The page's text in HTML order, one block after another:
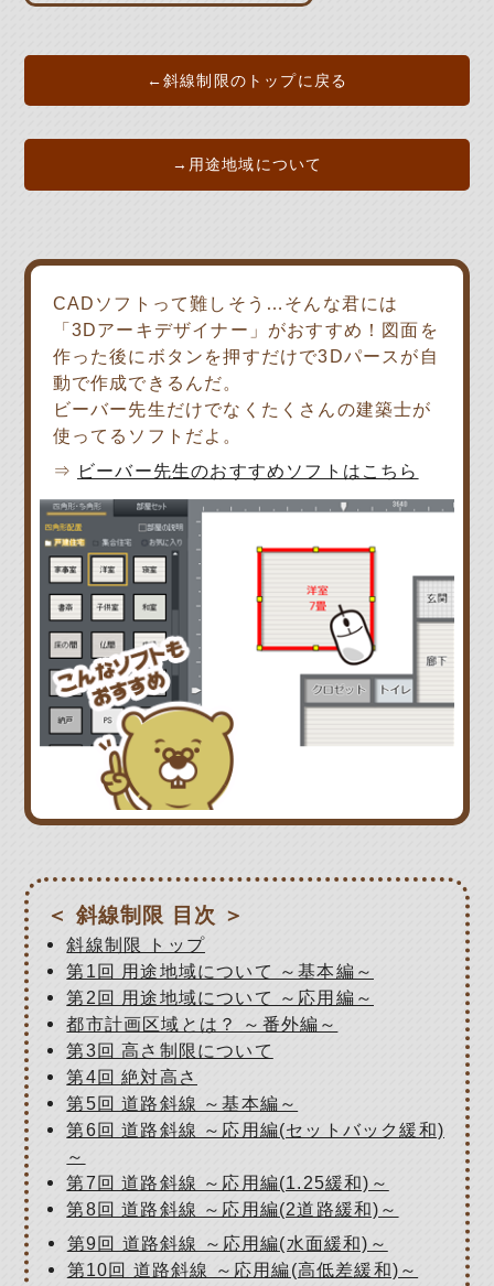
←斜線制限のトップに戻る
→用途地域について
CADソフトって難しそう…そんな君には
「3Dアーキデザイナー」がおすすめ！図面を
作った後にボタンを押すだけで3Dパースが自
動で作成できるんだ。
ビーバー先生だけでなくたくさんの建築士が
使ってるソフトだよ。
⇒ ビーバー先生のおすすめソフトはこちら
＜ 斜線制限 目次 ＞
斜線制限 トップ
第1回 用途地域について ～基本編～
第2回 用途地域について ～応用編～
都市計画区域とは？ ～番外編～
第3回 高さ制限について
第4回 絶対高さ
第5回 道路斜線 ～基本編～
第6回 道路斜線 ～応用編(セットバック緩和)
～
第7回 道路斜線 ～応用編(1.25緩和)～
第8回 道路斜線 ～応用編(2道路緩和)～
第9回 道路斜線 ～応用編(水面緩和)～
第10回 道路斜線 ～応用編(高低差緩和)～